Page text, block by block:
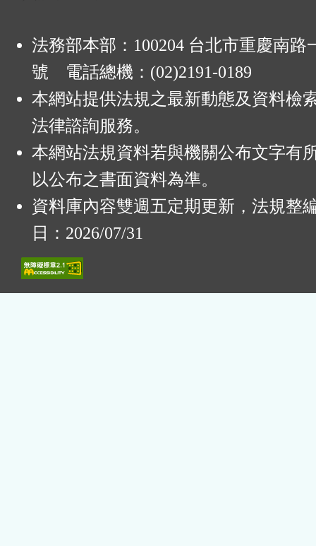
法務部本部：100204 台北市重慶南路
號 電話總機：(02)2191-0189
本網站提供法規之最新動態及資料檢
法律諮詢服務。
本網站法規資料若與機關公布文字有
以公布之書面資料為準。
資料庫內容雙週五定期更新，法規整
日：2026/07/31